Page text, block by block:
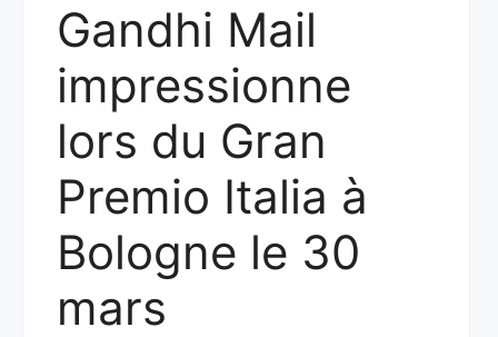
Gandhi Mail
impressionne
lors du Gran
Premio Italia à
Bologne le 30
mars